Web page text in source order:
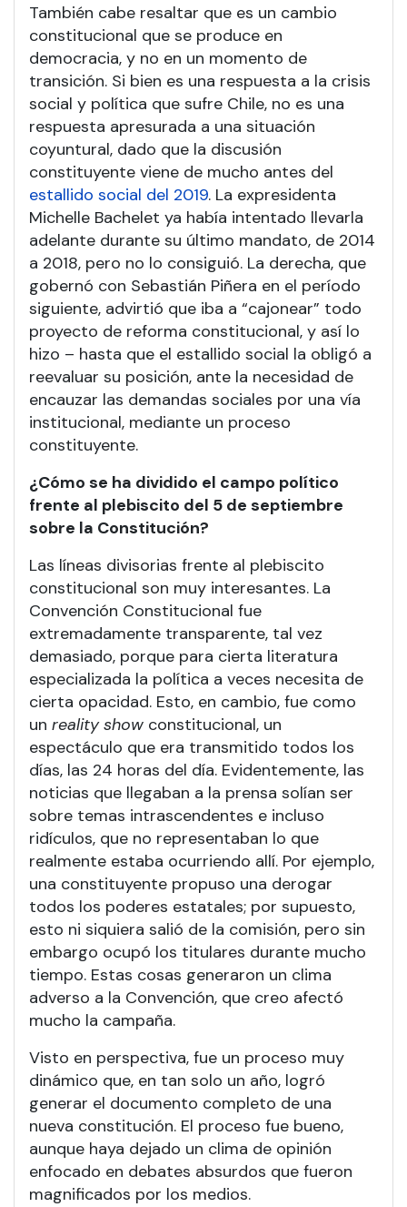
También cabe resaltar que es un cambio
constitucional que se produce en
democracia, y no en un momento de
transición. Si bien es una respuesta a la crisis
social y política que sufre Chile, no es una
respuesta apresurada a una situación
coyuntural, dado que la discusión
constituyente viene de mucho antes del
estallido social del 2019. La expresidenta
Michelle Bachelet ya había intentado llevarla
adelante durante su último mandato, de 2014
a 2018, pero no lo consiguió. La derecha, que
gobernó con Sebastián Piñera en el período
siguiente, advirtió que iba a “cajonear” todo
proyecto de reforma constitucional, y así lo
hizo – hasta que el estallido social la obligó a
reevaluar su posición, ante la necesidad de
encauzar las demandas sociales por una vía
institucional, mediante un proceso
constituyente.
¿Cómo se ha dividido el campo político
frente al plebiscito del 5 de septiembre
sobre la Constitución?
Las líneas divisorias frente al plebiscito
constitucional son muy interesantes. La
Convención Constitucional fue
extremadamente transparente, tal vez
demasiado, porque para cierta literatura
especializada la política a veces necesita de
cierta opacidad. Esto, en cambio, fue como
un reality show constitucional, un
espectáculo que era transmitido todos los
días, las 24 horas del día. Evidentemente, las
noticias que llegaban a la prensa solían ser
sobre temas intrascendentes e incluso
ridículos, que no representaban lo que
realmente estaba ocurriendo allí. Por ejemplo,
una constituyente propuso una derogar
todos los poderes estatales; por supuesto,
esto ni siquiera salió de la comisión, pero sin
embargo ocupó los titulares durante mucho
tiempo. Estas cosas generaron un clima
adverso a la Convención, que creo afectó
mucho la campaña.
Visto en perspectiva, fue un proceso muy
dinámico que, en tan solo un año, logró
generar el documento completo de una
nueva constitución. El proceso fue bueno,
aunque haya dejado un clima de opinión
enfocado en debates absurdos que fueron
magnificados por los medios.